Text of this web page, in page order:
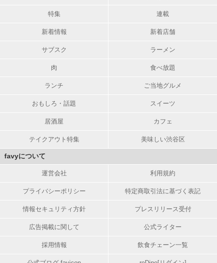
特集 連載
新着情報 新着店舗
サブスク ラーメン
肉 食べ放題
ランチ ご当地グルメ
おもしろ・話題 スイーツ
居酒屋 カフェ
テイクアウト特集 美味しい渋谷区
favyについて
運営会社 利用規約
プライバシーポリシー 特定商取引法に基づく表記
情報セキュリティ方針 プレスリリース受付
広告掲載に関して 公式ライター
採用情報 飲食チェーン一覧